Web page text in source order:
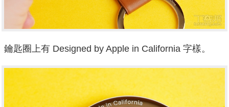
鑰匙圈上有 Designed by Apple in California 字樣。